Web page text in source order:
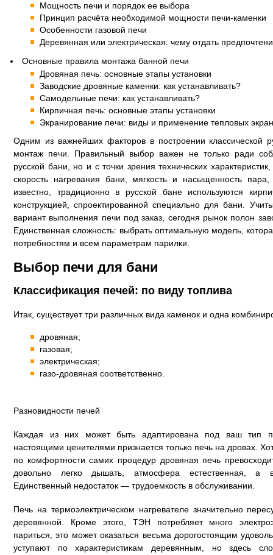
Мощность печи и порядок ее выбора
Принцип расчёта необходимой мощности печи-каменки
Особенности газовой печи
Деревянная или электрическая: чему отдать
Основные правила монтажа банной печи
Дровяная печь: основные этапы установки
Заводские дровяные каменки: как устанавливать?
Самодельные печи: как устанавливать?
Кирпичная печь: основные этапы установки
Экранирование печи: виды и применение тепловых
Одним из важнейших факторов в построении классической
монтаж печи. Правильный выбор важен не только ради
русской бани, но и с точки зрения технических
скорость нагревания бани, мягкость и насыщенность
известно, традиционно в русской бане используются
конструкцией, спроектированной специально для бани.
вариант выполнения печи под заказ, сегодня рынок полон
Единственная сложность: выбрать оптимальную модель,
потребностям и всем параметрам парилки.
Выбор печи для бани
Классификация печей: по виду топлива
Итак, существует три различных вида каменок и одна
дровяная;
газовая;
электрическая;
газо-дровяная соответственно.
Разновидности печей
Каждая из них может быть адаптирована под ваш тип
настоящими ценителями признается только печь на дровах.
по комфортности самих процедур дровяная печь
довольно легко дышать, атмосфера естественная, а
Единственный недостаток — трудоемкость в обслуживании.
Печь на термоэлектрическом нагревателе значительно
деревянной. Кроме этого, ТЭН потребляет много
париться, это может оказаться весьма дорогостоящим
уступают по характеристикам деревянным, но здесь